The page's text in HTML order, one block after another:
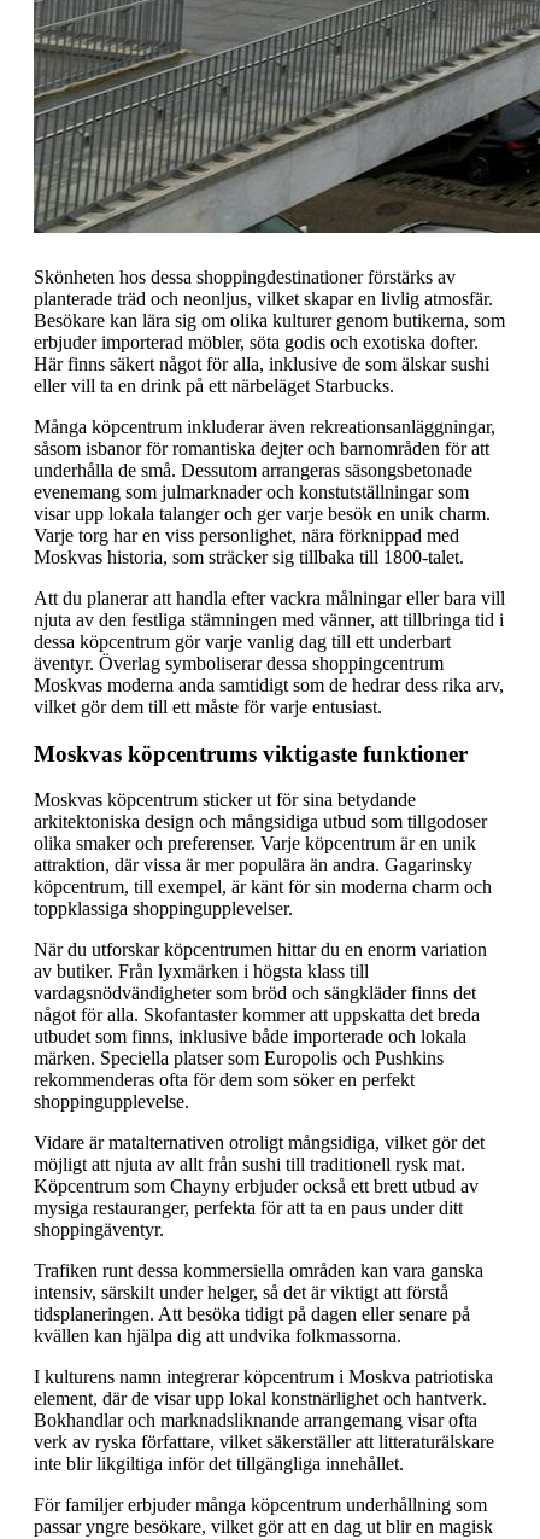
Skönheten hos dessa shoppingdestinationer förstärks av
planterade träd och neonljus, vilket skapar en livlig atmosfär.
Besökare kan lära sig om olika kulturer genom butikerna, som
erbjuder importerad möbler, söta godis och exotiska dofter.
Här finns säkert något för alla, inklusive de som älskar sushi
eller vill ta en drink på ett närbeläget Starbucks.
Många köpcentrum inkluderar även rekreationsanläggningar,
såsom isbanor för romantiska dejter och barnområden för att
underhålla de små. Dessutom arrangeras säsongsbetonade
evenemang som julmarknader och konstutställningar som
visar upp lokala talanger och ger varje besök en unik charm.
Varje torg har en viss personlighet, nära förknippad med
Moskvas historia, som sträcker sig tillbaka till 1800-talet.
Att du planerar att handla efter vackra målningar eller bara vill
njuta av den festliga stämningen med vänner, att tillbringa tid i
dessa köpcentrum gör varje vanlig dag till ett underbart
äventyr. Överlag symboliserar dessa shoppingcentrum
Moskvas moderna anda samtidigt som de hedrar dess rika arv,
vilket gör dem till ett måste för varje entusiast.
Moskvas köpcentrums viktigaste funktioner
Moskvas köpcentrum sticker ut för sina betydande
arkitektoniska design och mångsidiga utbud som tillgodoser
olika smaker och preferenser. Varje köpcentrum är en unik
attraktion, där vissa är mer populära än andra. Gagarinsky
köpcentrum, till exempel, är känt för sin moderna charm och
toppklassiga shoppingupplevelser.
När du utforskar köpcentrumen hittar du en enorm variation
av butiker. Från lyxmärken i högsta klass till
vardagsnödvändigheter som bröd och sängkläder finns det
något för alla. Skofantaster kommer att uppskatta det breda
utbudet som finns, inklusive både importerade och lokala
märken. Speciella platser som Europolis och Pushkins
rekommenderas ofta för dem som söker en perfekt
shoppingupplevelse.
Vidare är matalternativen otroligt mångsidiga, vilket gör det
möjligt att njuta av allt från sushi till traditionell rysk mat.
Köpcentrum som Chayny erbjuder också ett brett utbud av
mysiga restauranger, perfekta för att ta en paus under ditt
shoppingäventyr.
Trafiken runt dessa kommersiella områden kan vara ganska
intensiv, särskilt under helger, så det är viktigt att förstå
tidsplaneringen. Att besöka tidigt på dagen eller senare på
kvällen kan hjälpa dig att undvika folkmassorna.
I kulturens namn integrerar köpcentrum i Moskva patriotiska
element, där de visar upp lokal konstnärlighet och hantverk.
Bokhandlar och marknadsliknande arrangemang visar ofta
verk av ryska författare, vilket säkerställer att litteraturälskare
inte blir likgiltiga inför det tillgängliga innehållet.
För familjer erbjuder många köpcentrum underhållning som
passar yngre besökare, vilket gör att en dag ut blir en magisk